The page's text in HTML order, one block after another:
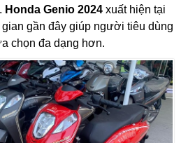
Honda Genio 2024 xuất hiện tại
gần đây giúp người tiêu dùng
chọn đa dạng hơn.